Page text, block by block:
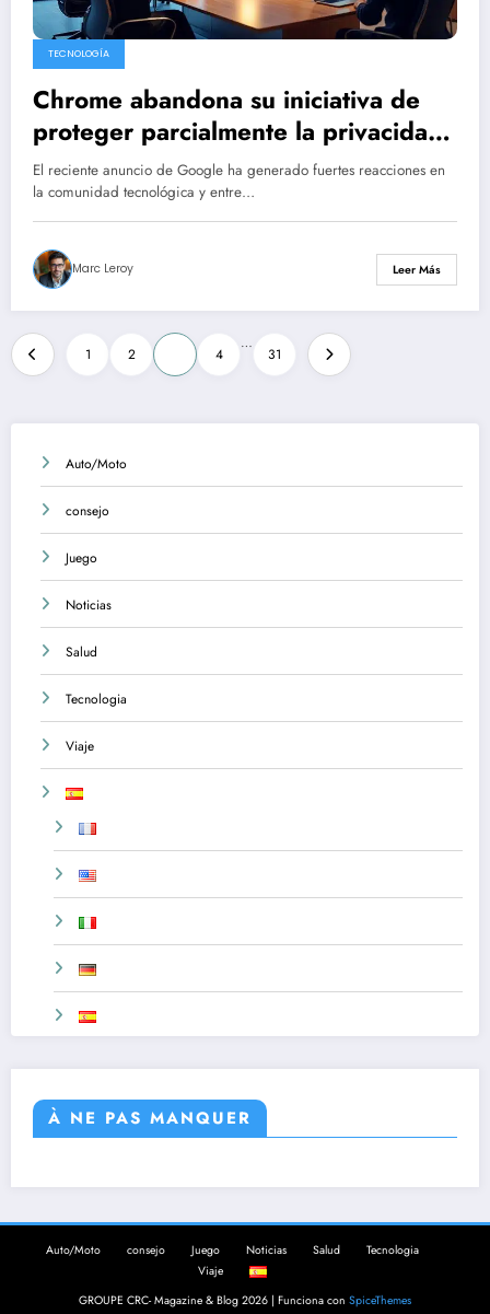
TECNOLOGÍA
Chrome abandona su iniciativa de
proteger parcialmente la privacidad
del usuario
El reciente anuncio de Google ha generado fuertes reacciones en
la comunidad tecnológica y entre…
Marc Leroy Leer Más
Posts
pagination
1 2 4
…
31
Auto/Moto
consejo
Juego
Noticias
Salud
Tecnologia
Viaje
À NE PAS MANQUER
Auto/Moto consejo Juego Noticias Salud
Tecnologia
Viaje
GROUPE CRC- Magazine & Blog 2026 | Funciona con SpiceThemes